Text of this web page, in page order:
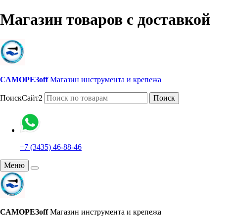
Магазин товаров с доставкой
САМОРЕЗoff Магазин инструмента и крепежа
ПоискСайт2 Поиск
+7 (3435) 46-88-46
Меню
САМОРЕЗoff Магазин инструмента и крепежа